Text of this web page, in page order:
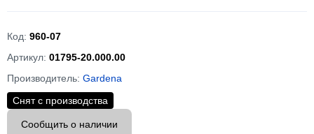
Код: 960-07
Артикул: 01795-20.000.00
Производитель: Gardena
Снят с производства
Сообщить о наличии